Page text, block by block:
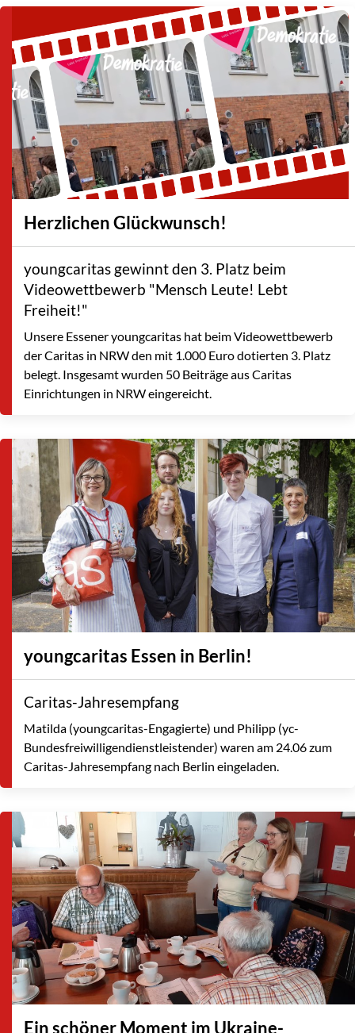
Herzlichen Glückwunsch!
youngcaritas gewinnt den 3. Platz beim
Videowettbewerb "Mensch Leute! Lebt
Freiheit!"
Unsere Essener youngcaritas hat beim Videowettbewerb
der Caritas in NRW den mit 1.000 Euro dotierten 3. Platz
belegt. Insgesamt wurden 50 Beiträge aus Caritas
Einrichtungen in NRW eingereicht.
youngcaritas Essen in Berlin!
Caritas-Jahresempfang
Matilda (youngcaritas-Engagierte) und Philipp (yc-
Bundesfreiwilligendienstleistender) waren am 24.06 zum
Caritas-Jahresempfang nach Berlin eingeladen.
Ein schöner Moment im Ukraine-